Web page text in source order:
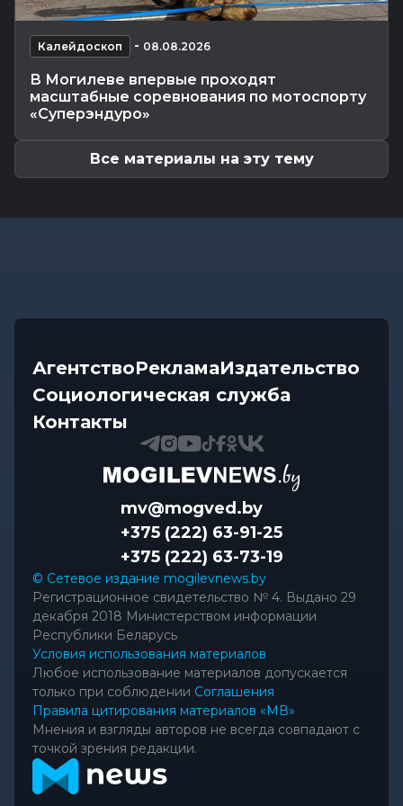
В Могилевской области спасатели трижды
Калейдоскоп 07.08.2026 17:06
Почему мозг стирает сны через минуту после
подъема, чем они полезны в...
Калейдоскоп - 08.08.2026
В Могилеве впервые проходят
масштабные соревнования по мотоспорту
«Суперэндуро»
Все материалы на эту тему
АгентствоРекламаИздательство
Социологическая служба
Контакты
mv@mogved.by
+375 (222) 63-91-25
+375 (222) 63-73-19
© Сетевое издание mogilevnews.by
Регистрационное свидетельство № 4. Выдано 29
декабря 2018 Министерством информации
Республики Беларусь
Условия использования материалов
Любое использование материалов допускается
только при соблюдении Соглашения
Правила цитирования материалов «МВ»
Мнения и взгляды авторов не всегда совпадают с
точкой зрения редакции.